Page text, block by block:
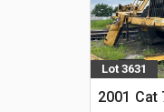
Lot 3631
2001 Cat